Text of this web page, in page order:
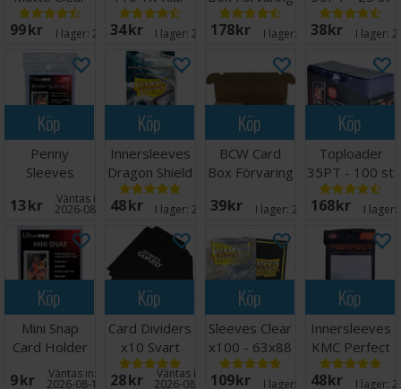
x100 - 63x88
m/box
99 SEK I lager: 20+
x100 64x89
34 SEK I lager:20+
4000 kort
178 SEK I lager: 20+
63,5 x 88,9
mm
38 SEK I lager:
Köp
Penny
Sleeves
63.5x89mm
100 st
13 SEK Väntas in:
2026-08-14
Köp
Innersleeves
Dragon Shield
Clear
64x89mm
48 SEK I lager:20+
Köp
BCW Card
Box Förvaring
39 SEK I lager:20+
Köp
Toploader
35PT - 100 st
63,5 x 88,9
mm
168 SEK I lager:
Köp
Mini Snap
Card Holder
9 SEK Väntas in:
2026-08-15
Köp
Card Dividers
x10 Svart
28 SEK Väntas in:
2026-08-27
Köp
Sleeves Clear
x100 - 63x88
m/box
109 SEK I lager: 20+
Köp
Innersleeves
KMC Perfect
Fit x100
64x89
48 SEK I lager: